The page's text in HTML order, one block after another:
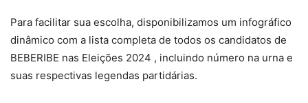
Para facilitar sua escolha, disponibilizamos um infográfico
dinâmico com a lista completa de todos os candidatos de
BEBERIBE nas Eleições 2024 , incluindo número na urna e
suas respectivas legendas partidárias.